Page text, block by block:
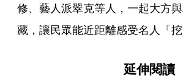
修、藝人派翠克等人，一起大方
藏，讓民眾能近距離感受名人「挖
延伸閱讀